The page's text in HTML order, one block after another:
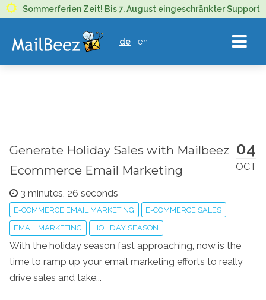
MAILBEEZ
ECOMMERCE
EMAIL
MARKETING
de en
04
OCT
Generate Holiday Sales with Mailbeez
Ecommerce Email Marketing
3 minutes, 26 seconds
E-COMMERCE EMAIL MARKETING E-COMMERCE SALES
EMAIL MARKETING HOLIDAY SEASON
With the holiday season fast approaching, now is the
time to ramp up your email marketing efforts to really
drive sales and take...
Sommerferien Zeit! Bis 7. August eingeschränkter Support